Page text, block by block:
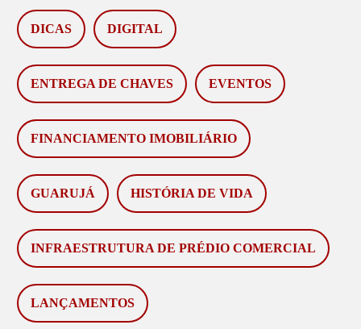
DICAS DIGITAL
ENTREGA DE CHAVES EVENTOS
FINANCIAMENTO IMOBILIÁRIO
GUARUJÁ HISTÓRIA DE VIDA
INFRAESTRUTURA DE PRÉDIO COMERCIAL
LANÇAMENTOS